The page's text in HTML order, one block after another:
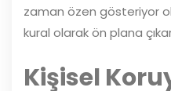
zaman özen gösteriyor
kural olarak ön plana
Kişisel